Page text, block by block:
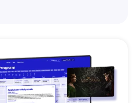
až hazardérsky